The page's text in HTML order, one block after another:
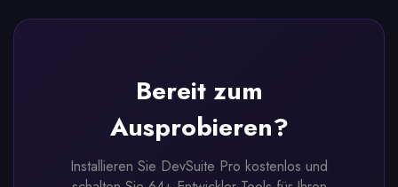
Bereit zum
Ausprobieren?
Installieren Sie DevSuite Pro kostenlos und